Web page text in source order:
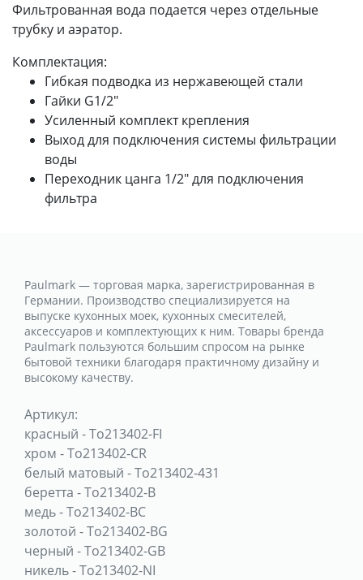
Фильтрованная вода подается через отдельные
трубку и аэратор.
Комплектация:
Гибкая подводка из нержавеющей стали
Гайки G1/2"
Усиленный комплект крепления
Выход для подключения системы фильтрации
воды
Переходник цанга 1/2" для подключения
фильтра
Paulmark — торговая марка, зарегистрированная в
Германии. Производство специализируется на
выпуске кухонных моек, кухонных смесителей,
аксессуаров и комплектующих к ним. Товары бренда
Paulmark пользуются большим спросом на рынке
бытовой техники благодаря практичному дизайну и
высокому качеству.
Артикул:
красный -To213402-FI
хром -To213402-CR
белый матовый -To213402-431
беретта -To213402-B
медь-To213402-BC
золотой -To213402-BG
черный -To213402-GB
никель-To213402-NI